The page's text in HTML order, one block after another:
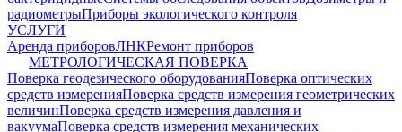
радиометрыПриборы экологического контроля
УСЛУГИ
Аренда приборовЛНКРемонт приборов
МЕТРОЛОГИЧЕСКАЯ ПОВЕРКА
Поверка геодезического оборудованияПоверка оптических
средств измеренияПоверка средств измерения геометрических
величинПоверка средств измерения давления и
вакуумаПоверка средств измерения механических